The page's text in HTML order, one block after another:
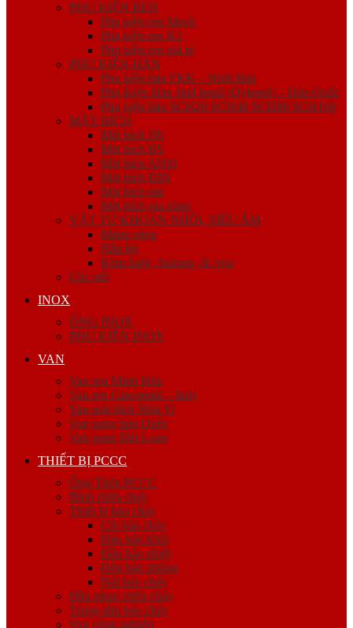
PHỤ KIỆN REN
Phụ kiện ren Mech
Phụ kiện ren K1
Phụ kiện ren giá rẻ
PHỤ KIỆN HÀN
Phụ kiện hàn FKK – Nhật Bản
Phụ Kiện Hàn Jinil bend (Dybend) – Hàn Quốc
Phụ kiện hàn SCH20 SCH40 SCH80 SCH160
MẶT BÍCH
Mặt bích JIS
Mặt bích BS
Mặt bích ANSI
Mặt bích DIN
Mặt bích mù
Mặt bích gia công
VẬT TƯ KHOAN NHỒI, SIÊU ÂM
Măng sông
Nắp bịt
Kẽm buộc, bulong, ốc viss
Cóc nối
INOX
ỐNG INOX
PHỤ KIỆN INOX
VAN
Van ren Minh Hòa
Van ren Giacomini – Italy
Van mặt bích Shin Yi
Van gang hàn Quốc
Van gang Đài Loan
THIẾT BỊ PCCC
Ống Thép PCCC
Bình chữa cháy
Thiết bị báo cháy
Còi báo cháy
Đầu báo khói
Đầu báo nhiệt
Đèn báo phòng
Nút báo cháy
Đầu phun chữa cháy
Trung tâm báo cháy
Van công nghiệp